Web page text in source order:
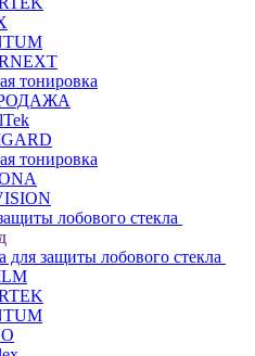
тонировка
тонировка
лобового стекла
для защиты лобового стекла